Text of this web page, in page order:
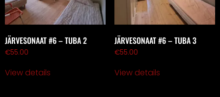
JÄRVESONAAT #6 – TUBA 2
€55.00
View details
JÄRVESONAAT #6 – TUBA 3
€55.00
View details